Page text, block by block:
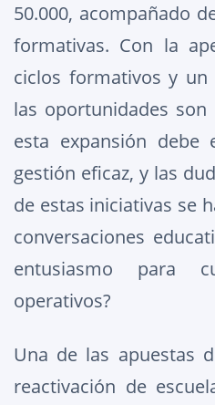
50.000, acompañado
formativas. Con la
ciclos formativos y un
las oportunidades son
esta expansión debe
gestión eficaz, y las
de estas iniciativas se
conversaciones
entusiasmo para
operativos?
Una de las apuestas
reactivación de